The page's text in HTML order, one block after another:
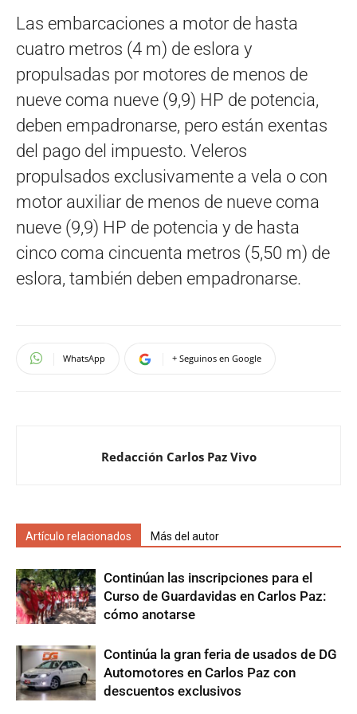
Las embarcaciones a motor de hasta
cuatro metros (4 m) de eslora y
propulsadas por motores de menos de
nueve coma nueve (9,9) HP de potencia,
deben empadronarse, pero están exentas
del pago del impuesto. Veleros
propulsados exclusivamente a vela o con
motor auxiliar de menos de nueve coma
nueve (9,9) HP de potencia y de hasta
cinco coma cincuenta metros (5,50 m) de
eslora, también deben empadronarse.
WhatsApp + Seguinos en Google
Redacción Carlos Paz Vivo
Artículo relacionados Más del autor
Continúan las inscripciones para el
Curso de Guardavidas en Carlos Paz:
cómo anotarse
Continúa la gran feria de usados de DG
Automotores en Carlos Paz con
descuentos exclusivos